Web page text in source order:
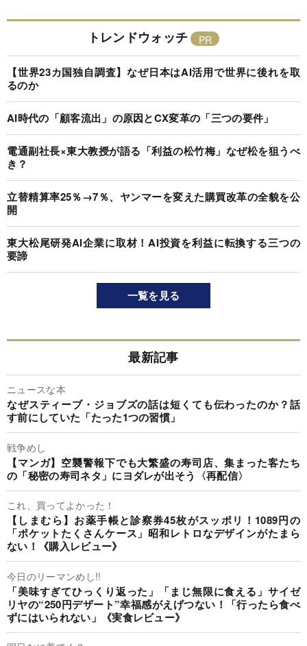
トレンドウォッチ
【世界23カ国独自調査】なぜ日本はAI活用で世界に後れを取
るのか
AI時代の「顧客流出」の原因とCX変革の「三つの要件」
電通副社長×東大教授が語る「利益の松竹梅」なぜ松を狙うべ
き？
立替精算率25％→7％、ヤンマーを変えた購買改革の全貌を公
開
東大松尾研発AI企業に取材！AI投資を利益に転換する三つの
要諦
一覧を見る
最新記事
ニュースな本
なぜスティーブ・ジョブズの話は短くても伝わったのか？話
す前にしていた「たった1つの習慣」
戦争めし
【マンガ】空襲警報下でも大繁盛の寿司店、集まった客たち
の「秘密の寿司ネタ」にヨダレが出そう〈再配信〉
これ、買ってよかった！
【しまむら】お薬手帳と診察券45枚がスッポリ！1089円の
「ポケットたくさんケース」昭和レトロなデザインがたまら
ない！《購入レビュー》
今日のリーマンめし!!
「美味すぎてひっくり返った」「まじ無限に食える」サイゼ
リヤの“250円デザート”幸福感がえげつない！「行ったら食べ
ずにはいられない」《実食レビュー》